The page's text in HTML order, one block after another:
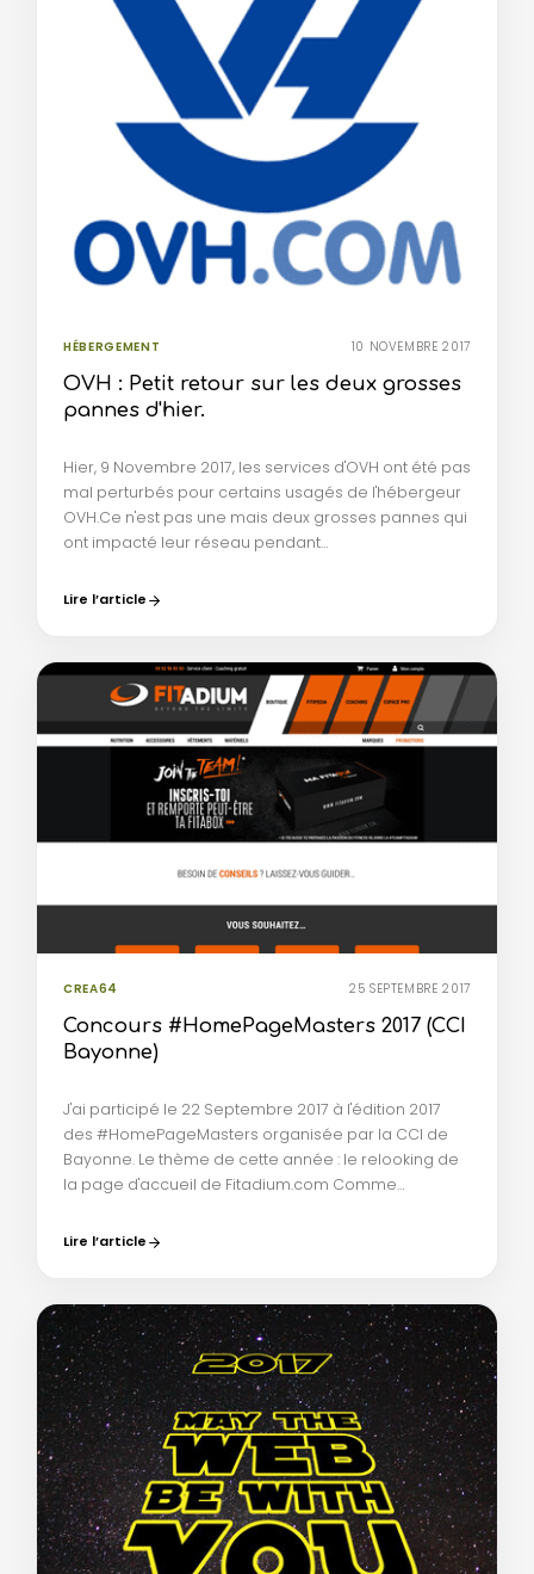
HÉBERGEMENT 10 NOVEMBRE 2017
OVH : Petit retour sur les deux grosses
pannes d'hier.
Hier, 9 Novembre 2017, les services d'OVH ont été pas
mal perturbés pour certains usagés de l'hébergeur
OVH.Ce n'est pas une mais deux grosses pannes qui
ont impacté leur réseau pendant…
Lire l’article
CREA64 25 SEPTEMBRE 2017
Concours #HomePageMasters 2017 (CCI
Bayonne)
J'ai participé le 22 Septembre 2017 à l'édition 2017
des #HomePageMasters organisée par la CCI de
Bayonne. Le thème de cette année : le relooking de
la page d'accueil de Fitadium.com Comme…
Lire l’article